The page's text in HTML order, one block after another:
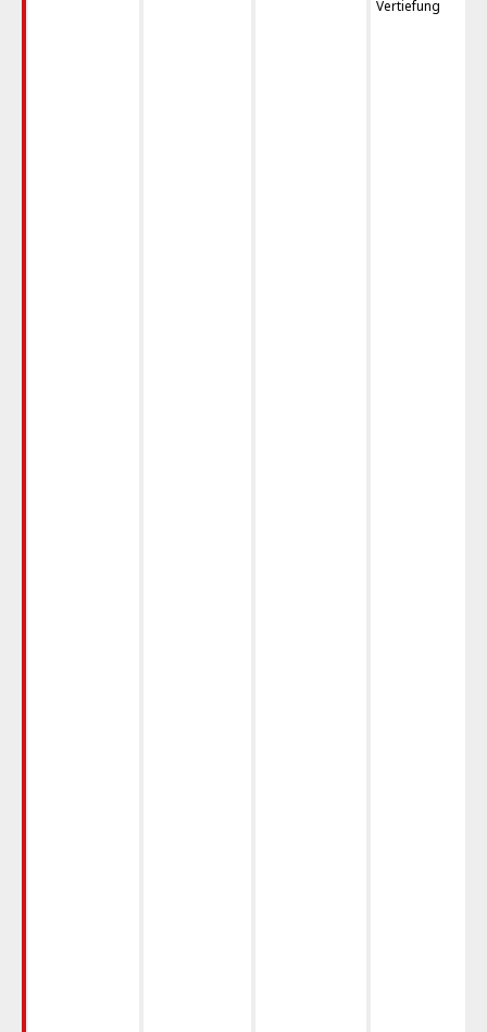
Vertiefung